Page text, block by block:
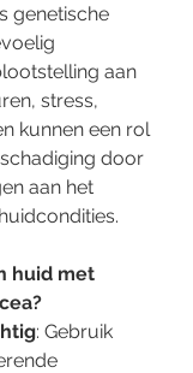
genetische
aan
stress,
kunnen een rol
door
aan het
huid met
: Gebruik